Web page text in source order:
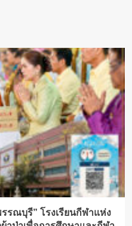
รณบุรี” โรงเรียนกีฬาแห่ง